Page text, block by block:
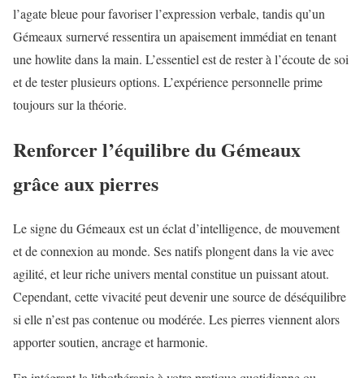
l’agate bleue pour favoriser l’expression verbale, tandis qu’un
Gémeaux surnervé ressentira un apaisement immédiat en tenant
une howlite dans la main. L’essentiel est de rester à l’écoute de soi
et de tester plusieurs options. L’expérience personnelle prime
toujours sur la théorie.
Renforcer l’équilibre du Gémeaux
grâce aux pierres
Le signe du Gémeaux est un éclat d’intelligence, de mouvement
et de connexion au monde. Ses natifs plongent dans la vie avec
agilité, et leur riche univers mental constitue un puissant atout.
Cependant, cette vivacité peut devenir une source de déséquilibre
si elle n’est pas contenue ou modérée. Les pierres viennent alors
apporter soutien, ancrage et harmonie.